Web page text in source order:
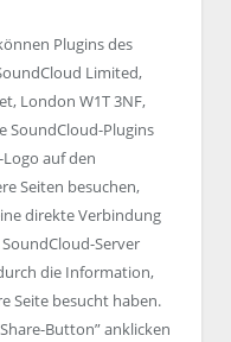
Plugins des
Limited,
London W1T 3NF,
SoundCloud-Plugins
auf den
Seiten besuchen,
direkte Verbindung
Server
die Information,
Seite besucht haben.
Button” anklicken